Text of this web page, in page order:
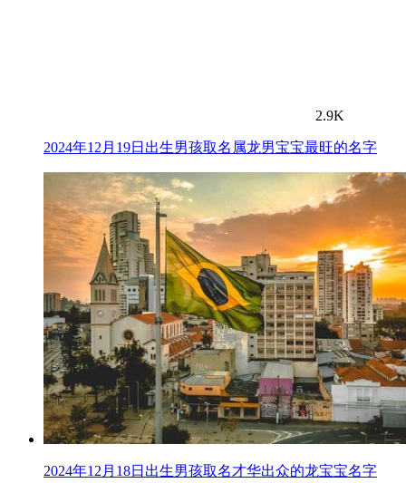
2.9K
2024年12月19日出生男孩取名属龙男宝宝最旺的名字
2024年12月18日出生男孩取名才华出众的龙宝宝名字